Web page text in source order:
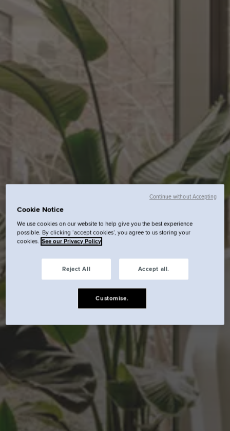
Cookie Notice
We use cookies on our website to help give you the best experience
possible. By clicking ‘accept cookies’, you agree to us storing your
cookies. See our Privacy Policy
Reject All Accept all.
Customise.
Continue without Accepting